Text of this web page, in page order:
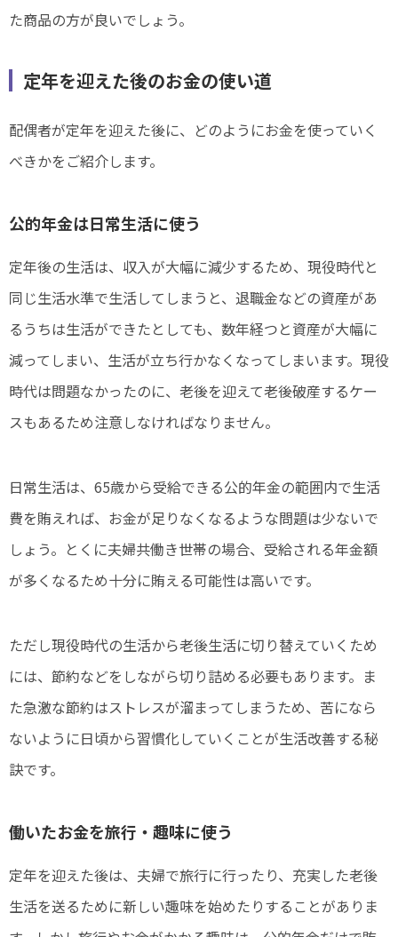
た商品の方が良いでしょう。
定年を迎えた後のお金の使い道
配偶者が定年を迎えた後に、どのようにお金を使っていく
べきかをご紹介します。
公的年金は日常生活に使う
定年後の生活は、収入が大幅に減少するため、現役時代と
同じ生活水準で生活してしまうと、退職金などの資産があ
るうちは生活ができたとしても、数年経つと資産が大幅に
減ってしまい、生活が立ち行かなくなってしまいます。現役
時代は問題なかったのに、老後を迎えて老後破産するケー
スもあるため注意しなければなりません。
日常生活は、65歳から受給できる公的年金の範囲内で生活
費を賄えれば、お金が足りなくなるような問題は少ないで
しょう。とくに夫婦共働き世帯の場合、受給される年金額
が多くなるため十分に賄える可能性は高いです。
ただし現役時代の生活から老後生活に切り替えていくため
には、節約などをしながら切り詰める必要もあります。ま
た急激な節約はストレスが溜まってしまうため、苦になら
ないように日頃から習慣化していくことが生活改善する秘
訣です。
働いたお金を旅行・趣味に使う
定年を迎えた後は、夫婦で旅行に行ったり、充実した老後
生活を送るために新しい趣味を始めたりすることがありま